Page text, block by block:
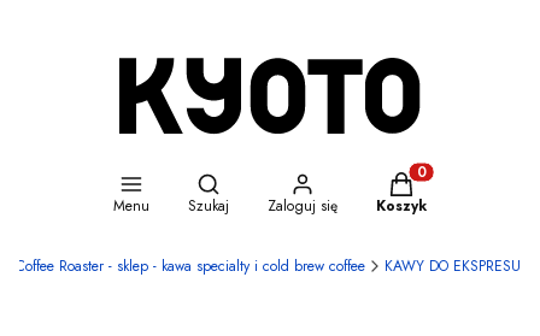
Menu
Otwórz wyszukiwarkę
Szukaj Zaloguj się
Produkty w
Koszyk
Coffee Roaster - sklep - kawa specialty i cold brew coffee KAWY DO EKSPRESU